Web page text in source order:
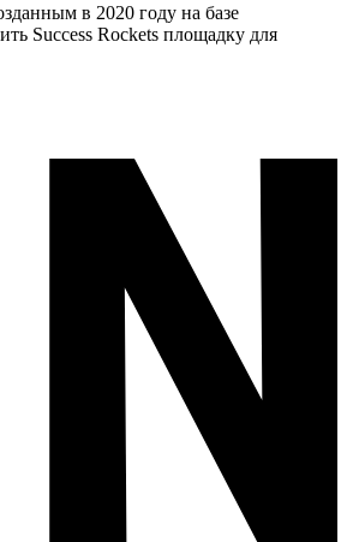
в 2020 году на базе
Success Rockets площадку для